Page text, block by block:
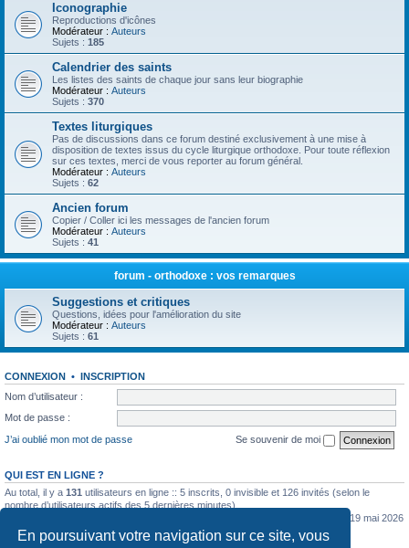
En poursuivant votre navigation sur ce site, vous
Iconographie
Reproductions d'icônes
Modérateur : Auteurs
Sujets : 185
Calendrier des saints
Les listes des saints de chaque jour sans leur biographie
Modérateur : Auteurs
Sujets : 370
Textes liturgiques
Pas de discussions dans ce forum destiné exclusivement à une mise à
disposition de textes issus du cycle liturgique orthodoxe. Pour toute réflexion
sur ces textes, merci de vous reporter au forum général.
Modérateur : Auteurs
Sujets : 62
Ancien forum
Copier / Coller ici les messages de l'ancien forum
Modérateur : Auteurs
Sujets : 41
forum - orthodoxe : vos remarques
Suggestions et critiques
Questions, idées pour l'amélioration du site
Modérateur : Auteurs
Sujets : 61
CONNEXION • INSCRIPTION
Nom d’utilisateur :
Mot de passe :
J’ai oublié mon mot de passe
Se souvenir de moi
QUI EST EN LIGNE ?
Au total, il y a 131 utilisateurs en ligne :: 5 inscrits, 0 invisible et 126 invités (selon le
nombre d’utilisateurs actifs des 5 dernières minutes)
le mar. 19 mai 2026
0:07